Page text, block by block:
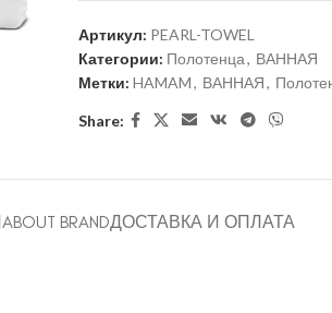
Артикул: PEARL-TOWEL
Категории: Полотенца, ВАННАЯ
Метки: HAMAM, ВАННАЯ,
Share:
ABOUT BRANDДОСТАВКА И ОПЛАТА